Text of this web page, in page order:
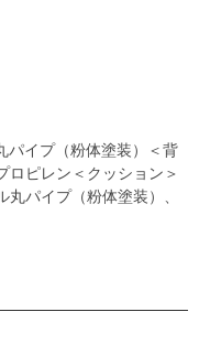
パイプ（粉体塗装）＜背
ロピレン＜クッション＞
パイプ（粉体塗装）、